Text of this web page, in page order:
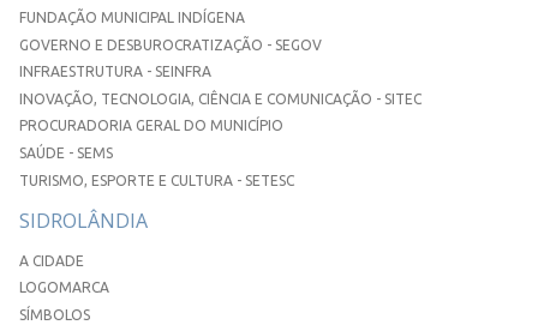
FUNDAÇÃO MUNICIPAL INDÍGENA
GOVERNO E DESBUROCRATIZAÇÃO - SEGOV
INFRAESTRUTURA - SEINFRA
INOVAÇÃO, TECNOLOGIA, CIÊNCIA E COMUNICAÇÃO - SITEC
PROCURADORIA GERAL DO MUNICÍPIO
SAÚDE - SEMS
TURISMO, ESPORTE E CULTURA - SETESC
SIDROLÂNDIA
A CIDADE
LOGOMARCA
SÍMBOLOS